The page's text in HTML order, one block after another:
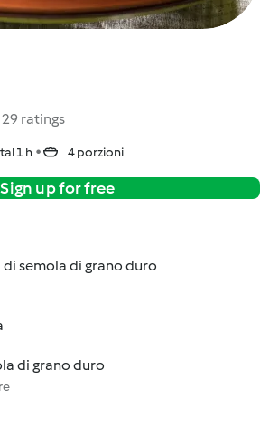
29 ratings
1 h 4 porzioni
Sign up for free
di semola di grano duro
di grano duro